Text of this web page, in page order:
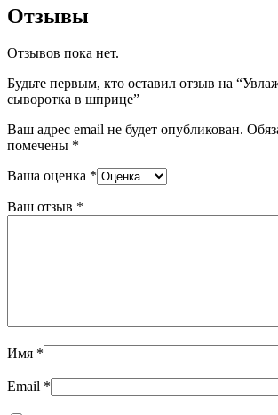
Отзывы
Отзывов пока нет.
Будьте первым, кто оставил отзыв на
сыворотка в шприце”
Ваш адрес email не будет опубликован.
помечены *
Ваша оценка *
Ваш отзыв *
Имя *
Email *